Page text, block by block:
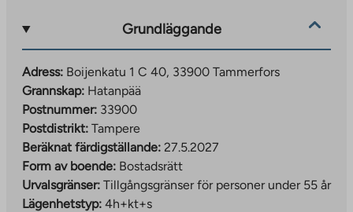
Grundläggande
Adress: Boijenkatu 1 C 40, 33900 Tammerfors
Grannskap: Hatanpää
Postnummer: 33900
Postdistrikt: Tampere
Beräknat färdigställande: 27.5.2027
Form av boende: Bostadsrätt
Urvalsgränser: Tillgångsgränser för personer under 55 år
Lägenhetstyp: 4h+kt+s